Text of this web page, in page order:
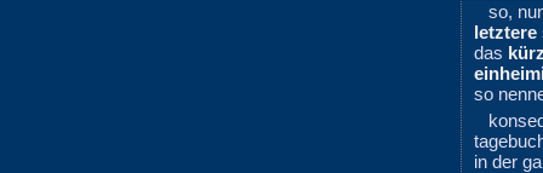
so,
letztere
das
so
in der